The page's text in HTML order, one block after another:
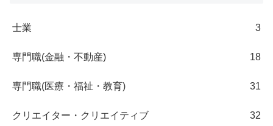
士業 3
専門職(金融・不動産) 18
専門職(医療・福祉・教育) 31
クリエイター・クリエイティブ 32